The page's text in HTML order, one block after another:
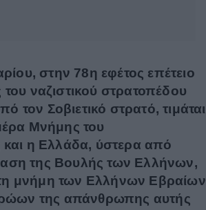
στην 78η εφέτος επέτειο
ναζιστικού στρατοπέδου
τον Σοβιετικό στρατό, τιμάται
Μνήμης του
η Ελλάδα, ύστερα από
της Βουλής των Ελλήνων,
τη μνήμη των Ελλήνων Εβραίων
της απάνθρωπης αυτής